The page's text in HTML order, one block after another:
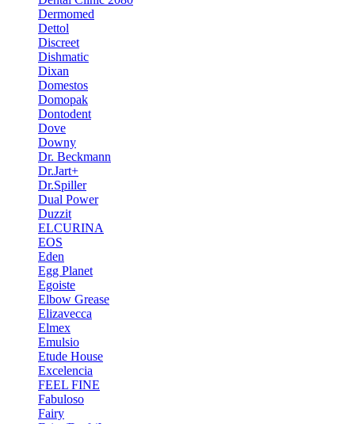
Dermomed
Dettol
Discreet
Dishmatic
Dixan
Domestos
Domopak
Dontodent
Dove
Downy
Dr. Beckmann
Dr.Jart+
Dr.Spiller
Dual Power
Duzzit
ELCURINA
EOS
Eden
Egg Planet
Egoiste
Elbow Grease
Elizavecca
Elmex
Emulsio
Etude House
Excelencia
FEEL FINE
Fabuloso
Fairy